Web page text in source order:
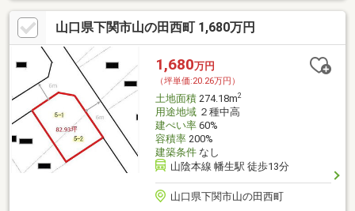
山口県下関市山の田西町 1,680万円
1,680万円
（坪単価:20.26万円）
土地面積274.18m2
用途地域２種中高
建ぺい率60%
容積率200%
建築条件なし
山陰本線 幡生駅 徒歩13分
山口県下関市山の田西町